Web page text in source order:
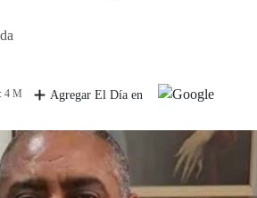
4 M Agregar El Día en